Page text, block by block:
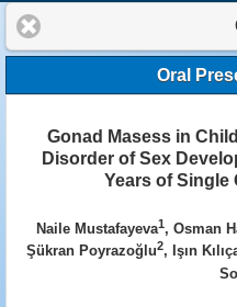
Oral
Gonad Masess in
Disorder of Sex
Years of Single
Naile Mustafayeva1, Osman
Şükran Poyrazoğlu2, Işın